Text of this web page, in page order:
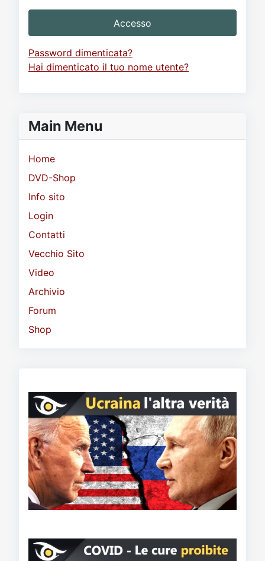
Accesso
Password dimenticata?
Hai dimenticato il tuo nome utente?
Main Menu
Home
DVD-Shop
Info sito
Login
Contatti
Vecchio Sito
Video
Archivio
Forum
Shop